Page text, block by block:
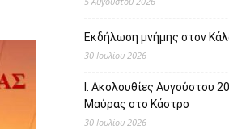
Εκδήλωση μνήμης στον
30 Ιουλίου 2026
Ι. Ακολουθίες Αυγούστου
Μαύρας στο Κάστρο
30 Ιουλίου 2026